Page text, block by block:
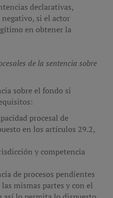
declarativas,
si el actor
en obtener la
de la sentencia sobre
sobre el fondo si
procesal de
en los artículos 29.2,
y competencia
de procesos pendientes
mismas partes y con el